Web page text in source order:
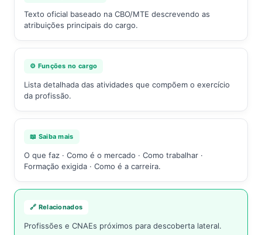
Texto oficial baseado na CBO/MTE descrevendo as
atribuições principais do cargo.
⚙️ Funções no cargo
Lista detalhada das atividades que compõem o exercício
da profissão.
📖 Saiba mais
O que faz · Como é o mercado · Como trabalhar ·
Formação exigida · Como é a carreira.
🔗 Relacionados
Profissões e CNAEs próximos para descoberta lateral.